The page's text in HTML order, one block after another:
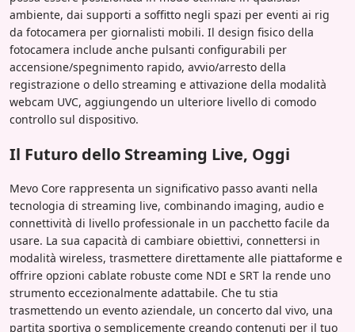
ambiente, dai supporti a soffitto negli spazi per eventi ai rig
da fotocamera per giornalisti mobili. Il design fisico della
fotocamera include anche pulsanti configurabili per
accensione/spegnimento rapido, avvio/arresto della
registrazione o dello streaming e attivazione della modalità
webcam UVC, aggiungendo un ulteriore livello di comodo
controllo sul dispositivo.
Il Futuro dello Streaming Live, Oggi
Mevo Core rappresenta un significativo passo avanti nella
tecnologia di streaming live, combinando imaging, audio e
connettività di livello professionale in un pacchetto facile da
usare. La sua capacità di cambiare obiettivi, connettersi in
modalità wireless, trasmettere direttamente alle piattaforme e
offrire opzioni cablate robuste come NDI e SRT la rende uno
strumento eccezionalmente adattabile. Che tu stia
trasmettendo un evento aziendale, un concerto dal vivo, una
partita sportiva o semplicemente creando contenuti per il tuo